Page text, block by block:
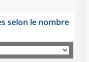
selon le nombre